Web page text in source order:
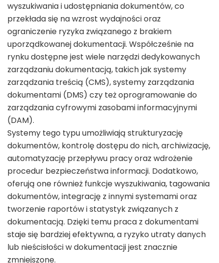
wyszukiwania i udostępniania dokumentów, co
przekłada się na wzrost wydajności oraz
ograniczenie ryzyka związanego z brakiem
uporządkowanej dokumentacji. Współcześnie na
rynku dostępne jest wiele narzędzi dedykowanych
zarządzaniu dokumentacją, takich jak systemy
zarządzania treścią (CMS), systemy zarządzania
dokumentami (DMS) czy też oprogramowanie do
zarządzania cyfrowymi zasobami informacyjnymi
(DAM).
Systemy tego typu umożliwiają strukturyzację
dokumentów, kontrolę dostępu do nich, archiwizację,
automatyzację przepływu pracy oraz wdrożenie
procedur bezpieczeństwa informacji. Dodatkowo,
oferują one również funkcje wyszukiwania, tagowania
dokumentów, integrację z innymi systemami oraz
tworzenie raportów i statystyk związanych z
dokumentacją. Dzięki temu praca z dokumentami
staje się bardziej efektywna, a ryzyko utraty danych
lub nieścisłości w dokumentacji jest znacznie
zmniejszone.